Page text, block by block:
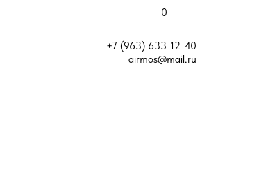
0
+7 (963) 633-12-40
airmos@mail.ru